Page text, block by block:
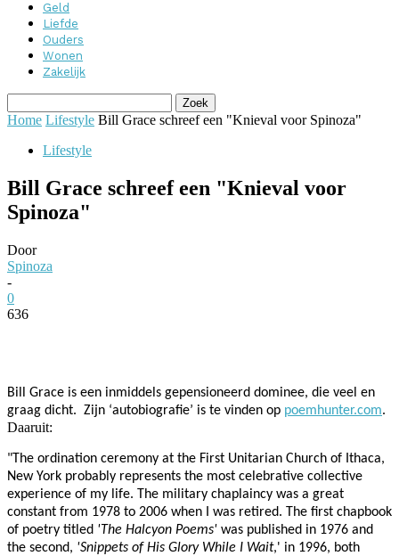
Geld
Liefde
Ouders
Wonen
Zakelijk
Home Lifestyle Bill Grace schreef een "Knieval voor Spinoza"
Lifestyle
Bill Grace schreef een "Knieval voor
Spinoza"
Door
Spinoza
-
0
636
Bill Grace is een inmiddels gepensioneerd dominee, die veel en
graag dicht. Zijn ‘autobiografie’ is te vinden op poemhunter.com.
Daaruit:
"The ordination ceremony at the First Unitarian Church of Ithaca,
New York probably represents the most celebrative collective
experience of my life. The military chaplaincy was a great
constant from 1978 to 2006 when I was retired. The first chapbook
of poetry titled 'The Halcyon Poems' was published in 1976 and
the second, 'Snippets of His Glory While I Wait,' in 1996, both